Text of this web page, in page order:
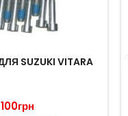
SUZUKI VITARA